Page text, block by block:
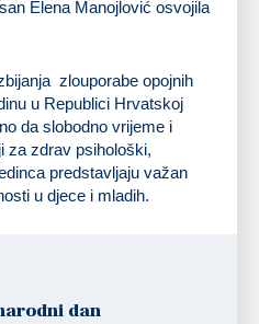
zlouporabe opojnih
u Republici Hrvatskoj
da slobodno vrijeme i
za zdrav psihološki,
predstavljaju važan
u djece i mladih.
dan